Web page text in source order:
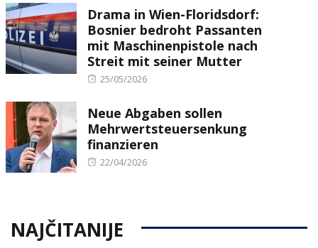
Drama in Wien-Floridsdorf:
Bosnier bedroht Passanten
mit Maschinenpistole nach
Streit mit seiner Mutter
Posted
25/05/2026
Neue Abgaben sollen
Mehrwertsteuersenkung
finanzieren
Posted
22/04/2026
NAJČITANIJE